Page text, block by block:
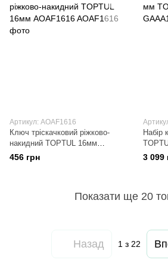
Артикул: AOAF1616
Ключ тріскачковий ріжково-
накидний TOPTUL 16мм
AOAF1616
456 грн
Набір
3 099
Показати ще 20
Назад 1 з 22